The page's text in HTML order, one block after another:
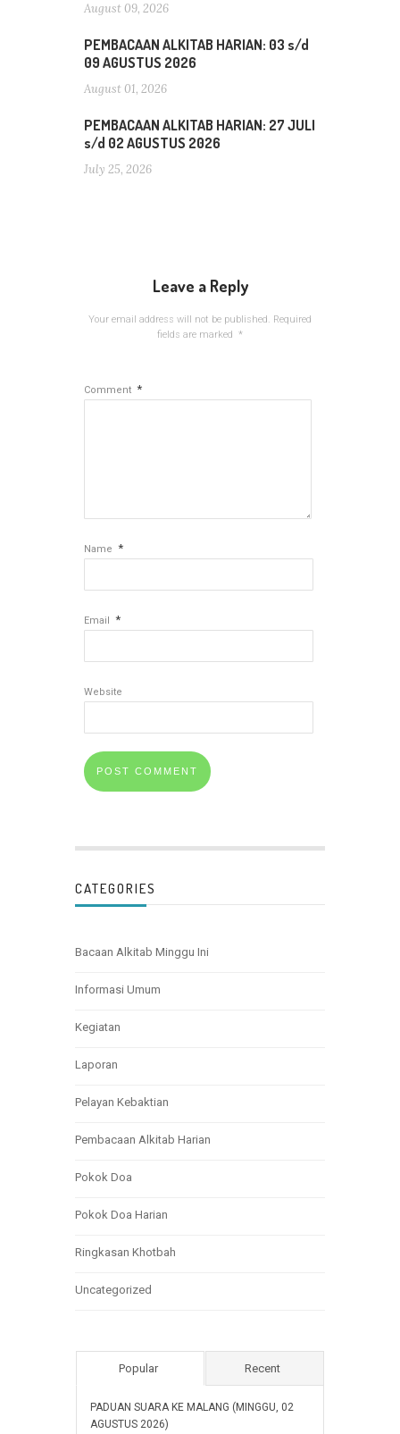
August 09, 2026
PEMBACAAN ALKITAB HARIAN: 03 s/d
09 AGUSTUS 2026
August 01, 2026
PEMBACAAN ALKITAB HARIAN: 27 JULI
s/d 02 AGUSTUS 2026
July 25, 2026
Leave a Reply
Your email address will not be published. Required
fields are marked *
Comment *
Name *
Email *
Website
CATEGORIES
Bacaan Alkitab Minggu Ini
Informasi Umum
Kegiatan
Laporan
Pelayan Kebaktian
Pembacaan Alkitab Harian
Pokok Doa
Pokok Doa Harian
Ringkasan Khotbah
Uncategorized
Popular Recent
PADUAN SUARA KE MALANG (MINGGU, 02
AGUSTUS 2026)